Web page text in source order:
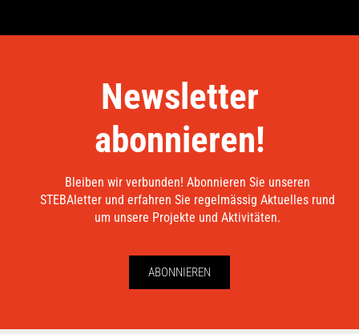
Newsletter
abonnieren!
Bleiben wir verbunden! Abonnieren Sie unseren
STEBAletter und erfahren Sie regelmässig Aktuelles rund
um unsere Projekte und Aktivitäten.
ABONNIEREN